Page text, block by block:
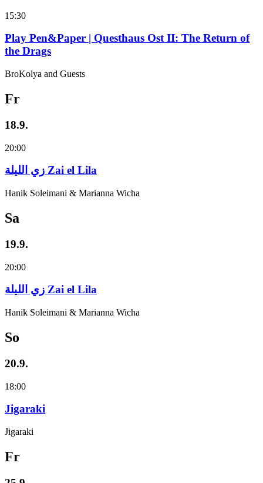
15:30
Play Pen&Paper | Questhaus Ost II: The Return of
the Drags
BroKolya and Guests
Fr
18.9.
20:00
زي‌ اللیلة Zai el Lila
Hanik Soleimani & Marianna Wicha
Sa
19.9.
20:00
زي‌ اللیلة Zai el Lila
Hanik Soleimani & Marianna Wicha
So
20.9.
18:00
Jigaraki
Jigaraki
Fr